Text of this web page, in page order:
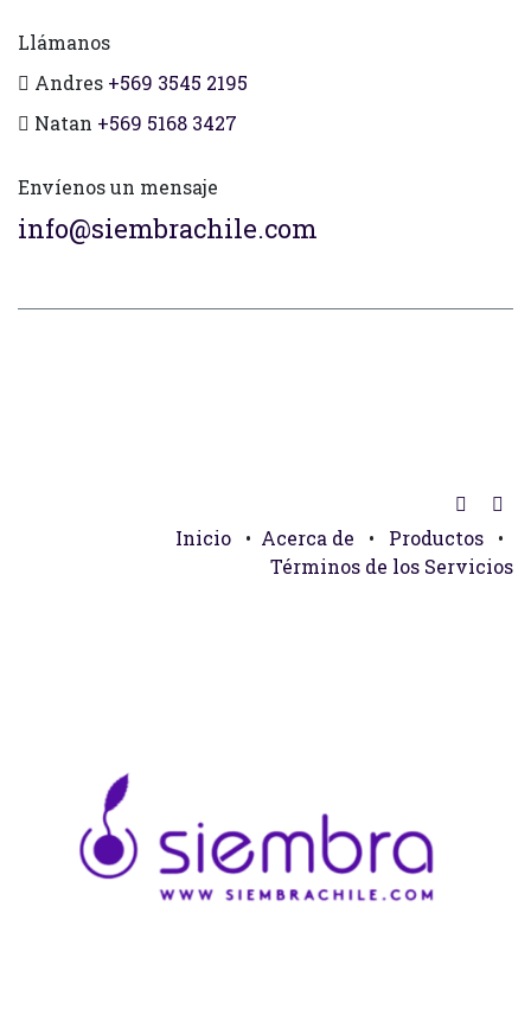
Llámanos
Andres +569 3545 2195
Natan +569 5168 3427
Envíenos un mensaje
info@siembrachile.com
Inicio • Acerca de • Productos
•
Términos de los Servicios